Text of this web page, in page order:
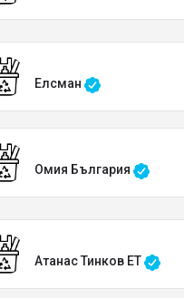
Елсман
Омия България
Атанас Тинков ЕТ